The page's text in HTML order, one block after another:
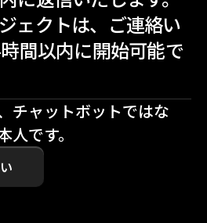
ェクトは、ご連絡い
間以内に開始可能で
チャットボットではな
人です。